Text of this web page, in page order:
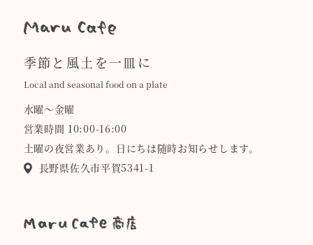
季節と風土を一皿に
Local and seasonal food on a plate
水曜〜金曜
営業時間 10:00-16:00
土曜の夜営業あり。日にちは随時お知らせします。
長野県佐久市平賀5341-1